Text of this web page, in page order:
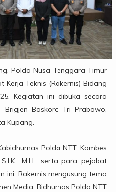
Polda Nusa Tenggara Timur
Kerja Teknis (Rakernis) Bidang
Kegiatan ini dibuka secara
Baskoro Tri Prabowo,
Kupang.
Polda NTT, Kombes
M.H., serta para pejabat
ini, Rakernis mengusung tema
Media, Bidhumas Polda NTT